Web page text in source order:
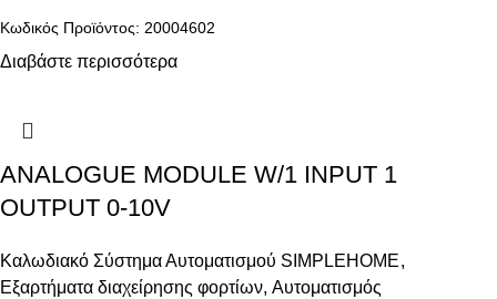
Διαβάστε περισσότερα
Κωδικός Προϊόντος: 20004602
ANALOGUE MODULE W/1 INPUT 1
OUTPUT 0-10V
Καλωδιακό Σύστημα Αυτοματισμού SIMPLEHOME,
Εξαρτήματα διαχείρησης φορτίων, Αυτοματισμός